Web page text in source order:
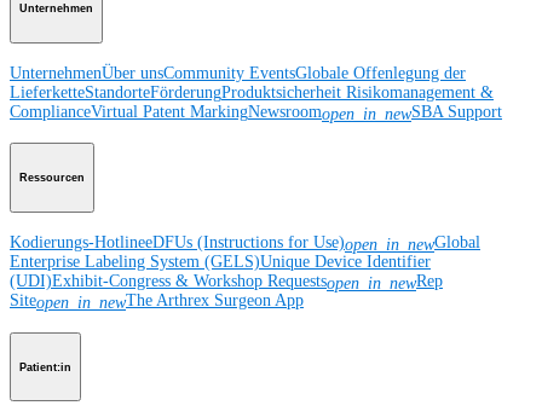
Unternehmen
UnternehmenÜber unsCommunity EventsGlobale Offenlegung der
LieferketteStandorteFörderungProduktsicherheit Risikomanagement &
ComplianceVirtual Patent MarkingNewsroomopen_in_newSBA Support
Ressourcen
Kodierungs-HotlineeDFUs (Instructions for Use)open_in_newGlobal
Enterprise Labeling System (GELS)Unique Device Identifier
(UDI)Exhibit-Congress & Workshop Requestsopen_in_newRep
Siteopen_in_newThe Arthrex Surgeon App
Patient:in